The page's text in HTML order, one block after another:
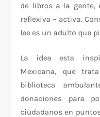
de libros a la gente,
reflexiva – activa.
lee es un adulto que
La idea esta
Mexicana, que
biblioteca
donaciones para
ciudadanos en